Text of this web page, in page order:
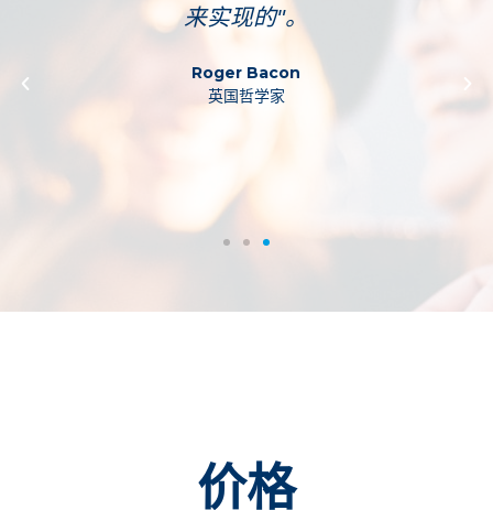
来实现的"。
Roger Bacon
英国哲学家
价格